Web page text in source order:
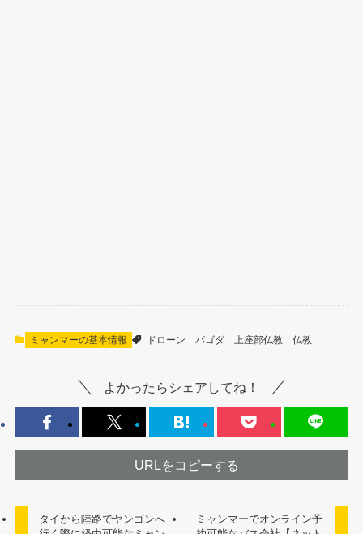
ミャンマーの基本情報 ドローン パゴダ 上座部仏教 仏教
よかったらシェアしてね！
URLをコピーする
タイから陸路でヤンゴンへ
ミャンマーでオンライン予